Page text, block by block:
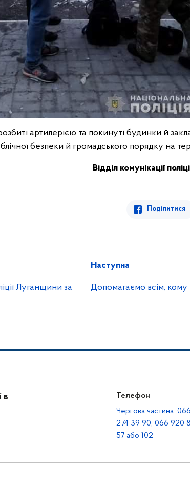
артилерією та покинуті будинки й
безпеки й громадського порядку на
Відділ комунікації
Поділитися
Луганщини за
Наступна
Допомагаємо всім, кому
в
Телефон
Чергова частина: 066
274 39 90, 066 920
57 або 102